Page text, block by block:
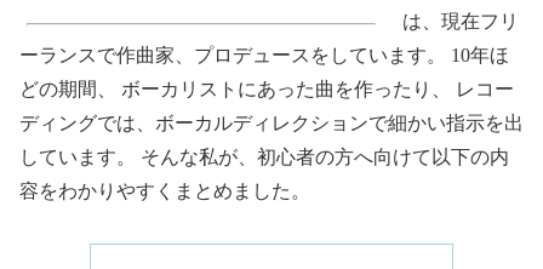
は、現在フリ
ーランスで作曲家、プロデュースをしています。 10年ほ
どの期間、 ボーカリストにあった曲を作ったり、 レコー
ディングでは、ボーカルディレクションで細かい指示を出
しています。 そんな私が、初心者の方へ向けて以下の内
容をわかりやすくまとめました。